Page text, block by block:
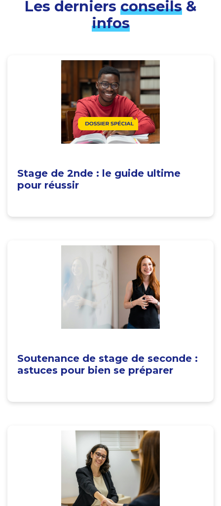
Les derniers conseils&
infos
Stage de 2nde : le guide ultime
pour réussir
Soutenance de stage de seconde :
astuces pour bien se préparer